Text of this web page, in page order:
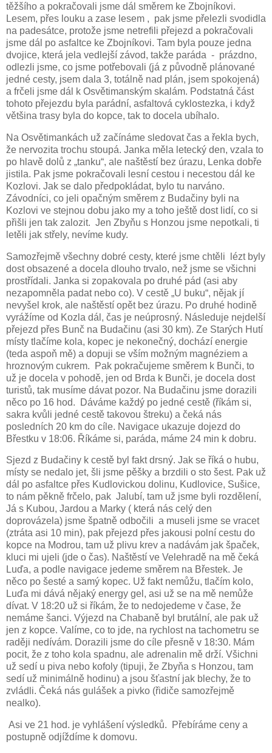
těžšího a pokračovali jsme dál směrem ke Zbojníkovi.
Lesem, přes louku a zase lesem , pak jsme přelezli svodidla
na padesátce, protože jsme netrefili přejezd a pokračovali
jsme dál po asfaltce ke Zbojníkovi. Tam byla pouze jedna
dvojice, která jela vedlejší závod, takže paráda - prázdno,
odlezli jsme, co jsme potřebovali (já z původně plánované
jedné cesty, jsem dala 3, totálně nad plán, jsem spokojená)
a frčeli jsme dál k Osvětimanským skalám. Podstatná část
tohoto přejezdu byla parádní, asfaltová cyklostezka, i když
většina trasy byla do kopce, tak to docela ubíhalo.
Na Osvětimankách už začínáme sledovat čas a řekla bych,
že nervozita trochu stoupá. Janka měla letecký den, vzala to
po hlavě dolů z „tanku“, ale naštěstí bez úrazu, Lenka dobře
jistila. Pak jsme pokračovali lesní cestou i necestou dál ke
Kozlovi. Jak se dalo předpokládat, bylo tu narváno.
Závodníci, co jeli opačným směrem z Budačiny byli na
Kozlovi ve stejnou dobu jako my a toho ještě dost lidí, co si
přišli jen tak zalozit. Jen Zbyňu s Honzou jsme nepotkali, ti
letěli jak střely, nevíme kudy.
Samozřejmě všechny dobré cesty, které jsme chtěli
lézt byly
dost obsazené a docela dlouho trvalo, než jsme se všichni
prostřídali. Janka si zopakovala po druhé pád (asi aby
nezapomněla padat nebo co). V cestě „U buku“, nějak jí
nevyšel krok, ale naštěstí opět bez úrazu. Po druhé hodině
vyrážíme od Kozla dál, čas je neúprosný. Následuje nejdelší
přejezd přes Bunč na Budačinu (asi 30 km). Ze Starých Hutí
místy tlačíme kola, kopec je nekonečný, dochází energie
(teda aspoň mě) a dopuji se vším možným magnéziem a
hroznovým cukrem.
Pak pokračujeme směrem k Bunči, to
už je docela v pohodě, jen od Brda k Bunči, je docela dost
turistů, tak musíme dávat pozor. Na Budačinu jsme dorazili
něco po 16 hod.
Dáváme každý po jedné cestě (říkám si,
sakra kvůli jedné cestě takovou štreku) a čeká nás
posledních 20 km do cíle. Navigace ukazuje dojezd do
Břestku v 18:06. Říkáme si, paráda, máme 24 min k dobru.
Sjezd z Budačiny k cestě byl fakt drsný. Jak se říká o hubu,
místy se nedalo jet, šli jsme pěšky a brzdili o sto šest. Pak už
dál po asfaltce přes Kudlovickou dolinu, Kudlovice, Sušice,
to nám pěkně frčelo, pak Jalubí, tam už jsme byli rozdělení,
Já s Kubou, Jardou a Marky ( která nás celý den
doprovázela) jsme špatně odbočili a museli jsme se vracet
(ztráta asi 10 min), pak přejezd přes jakousi polní cestu do
kopce na Modrou, tam už plivu krev a nadávám jak špaček,
kluci mi ujeli (jde o čas). Naštěstí ve Velehradě na mě čeká
Luďa, a podle navigace jedeme směrem na Břestek. Je
něco po šesté a samý kopec. Už fakt nemůžu, tlačím kolo,
Luďa mi dává nějaký energy gel, asi už se na mě nemůže
dívat. V 18:20 už si říkám, že to nedojedeme v čase, že
nemáme šanci. Výjezd na Chabaně byl brutální, ale pak už
jen z kopce. Valíme, co to jde, na rychlost na tachometru se
raději nedívám. Dorazili jsme do cíle přesně v 18:30. Mám
pocit, že z toho kola spadnu, ale adrenalin mě drží. Všichni
už sedí u piva nebo kofoly (tipuji, že Zbyňa s Honzou, tam
sedí už minimálně hodinu) a jsou šťastní jak blechy, že to
zvládli. Čeká nás gulášek a pivko (řidiče samozřejmě
nealko).
Asi ve 21 hod. je vyhlášení výsledků.
Přebíráme ceny a
postupně odjíždíme k domovu.